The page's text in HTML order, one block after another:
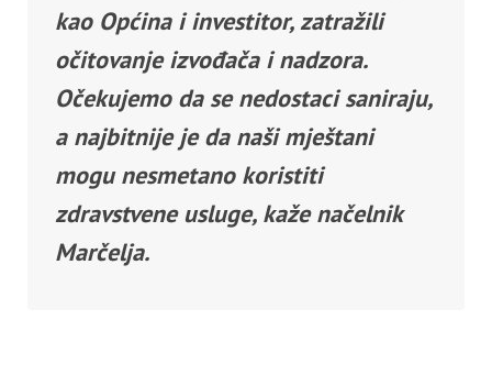
kao Općina i investitor, zatražili
očitovanje izvođača i nadzora.
Očekujemo da se nedostaci saniraju,
a najbitnije je da naši mještani
mogu nesmetano koristiti
zdravstvene usluge, kaže načelnik
Marčelja.